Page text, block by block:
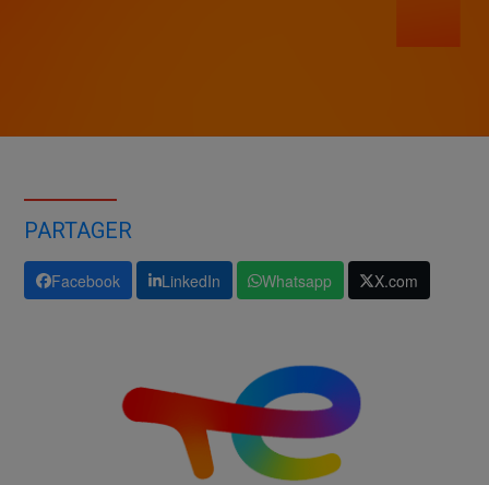
PARTAGER
Facebook LinkedIn Whatsapp X.com